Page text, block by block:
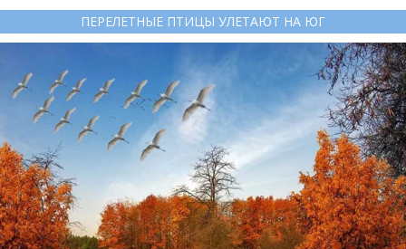
ПЕРЕЛЕТНЫЕ ПТИЦЫ УЛЕТАЮТ НА ЮГ